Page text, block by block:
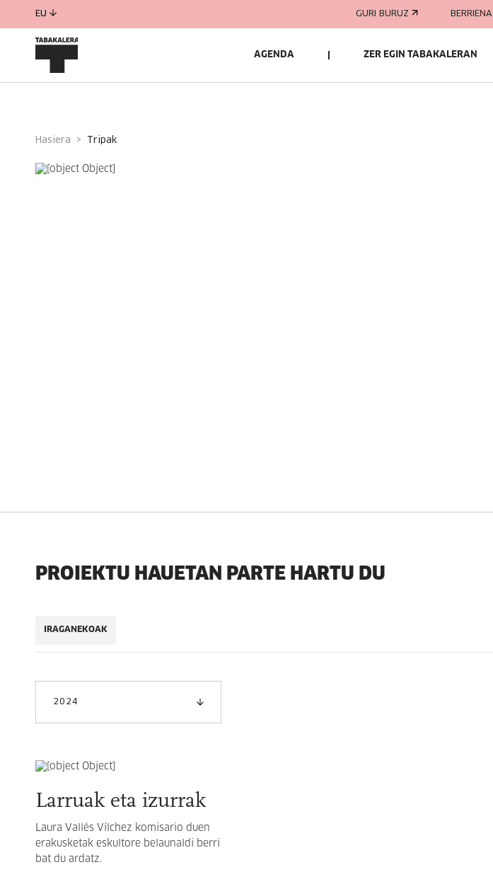
EU GURI BURUZ BERRIENA
AGENDA ZER EGIN TABAKALERAN
Hasiera tripak
PROIEKTU HAUETAN PARTE HARTU DU
IRAGANEKOAK
2024
Larruak eta izurrak
Laura Vallés Vílchez komisario duen
erakusketak eskultore belaunaldi berri
bat du ardatz.